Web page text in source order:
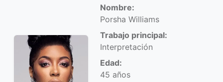
Información personal
Nombre:
Porsha Williams
Trabajo principal:
Interpretación
Edad:
45 años